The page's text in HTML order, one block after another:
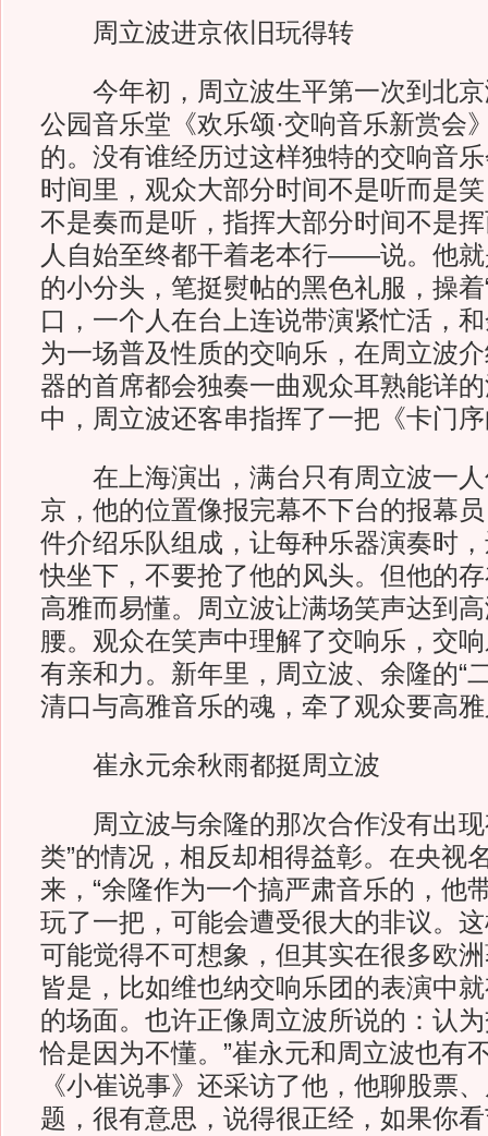
周立波进京依旧玩得转
今年初，周立波生平第一次到北京
公园音乐堂《欢乐颂·交响音乐新赏会
的。没有谁经历过这样独特的交响音
时间里，观众大部分时间不是听而是
不是奏而是听，指挥大部分时间不是
人自始至终都干着老本行——说。他
的小分头，笔挺熨帖的黑色礼服，操着
口，一个人在台上连说带演紧忙活，
为一场普及性质的交响乐，在周立波
器的首席都会独奏一曲观众耳熟能详
中，周立波还客串指挥了一把《卡门
在上海演出，满台只有周立波一人
京，他的位置像报完幕不下台的报幕
件介绍乐队组成，让每种乐器演奏时
快坐下，不要抢了他的风头。但他的
高雅而易懂。周立波让满场笑声达到
腰。观众在笑声中理解了交响乐，交
有亲和力。新年里，周立波、余隆的“
清口与高雅音乐的魂，牵了观众要高
崔永元余秋雨都挺周立波
周立波与余隆的那次合作没有出现
类”的情况，相反却相得益彰。在央视
来，“余隆作为一个搞严肃音乐的，他
玩了一把，可能会遭受很大的非议。
可能觉得不可想象，但其实在很多欧
皆是，比如维也纳交响乐团的表演中
的场面。也许正像周立波所说的：认
恰是因为不懂。”崔永元和周立波也有
《小崔说事》还采访了他，他聊股票
题，很有意思，说得很正经，如果你